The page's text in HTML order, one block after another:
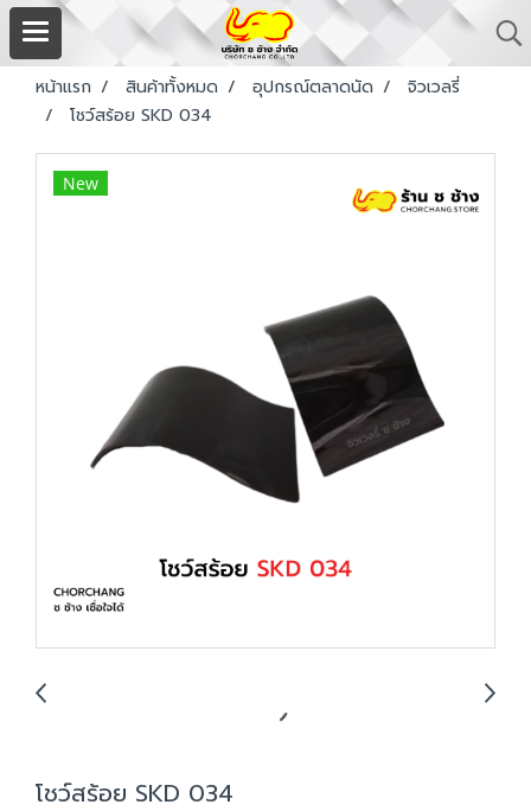
หน้าแรก สินค้าทั้งหมด อุปกรณ์ตลาดนัด
จิวเวลรี่
โชว์สร้อย SKD 034
New
โชว์สร้อย SKD 034